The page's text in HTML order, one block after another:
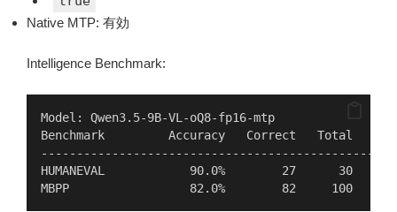
Native MTP: 有効
Intelligence Benchmark:
Model: Qwen3.5-9B-VL-oQ8-fp16-mtp
Benchmark         Accuracy   Correct   Total
HUMANEVAL            90.0%        27      30
MBPP                 82.0%        82     100